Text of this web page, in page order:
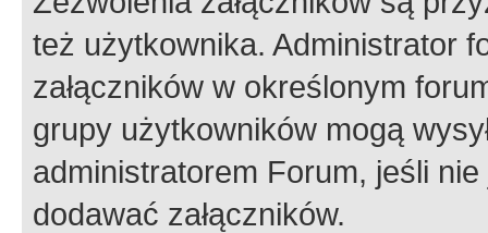
też użytkownika. Administrator
załączników w określonym
grupy użytkowników mogą
administratorem Forum, jeśli
dodawać załączników.